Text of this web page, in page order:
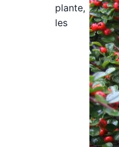
plante,
les